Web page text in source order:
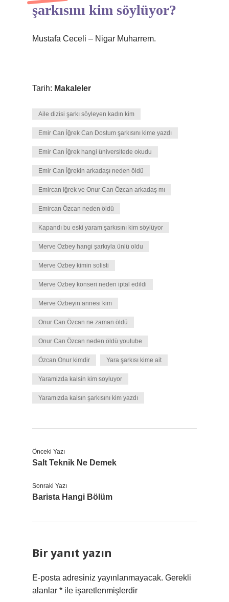
şarkısını kim söylüyor?
Mustafa Ceceli – Nigar Muharrem.
Tarih: Makaleler
Aile dizisi şarkı söyleyen kadın kim
Emir Can İğrek Can Dostum şarkısını kime yazdı
Emir Can İğrek hangi üniversitede okudu
Emir Can İğrekin arkadaşı neden öldü
Emircan Iğrek ve Onur Can Özcan arkadaş mı
Emircan Özcan neden öldü
Kapandı bu eski yaram şarkısını kim söylüyor
Merve Özbey hangi şarkıyla ünlü oldu
Merve Özbey kimin solisti
Merve Özbey konseri neden iptal edildi
Merve Özbeyin annesi kim
Onur Can Özcan ne zaman öldü
Onur Can Özcan neden öldü youtube
Özcan Onur kimdir Yara şarkısı kime ait
Yaramizda kalsin kim soyluyor
Yaramızda kalsın şarkısını kim yazdı
Önceki Yazı
Salt Teknik Ne Demek
Sonraki Yazı
Barista Hangi Bölüm
Bir yanıt yazın
E-posta adresiniz yayınlanmayacak. Gerekli
alanlar * ile işaretlenmişlerdir